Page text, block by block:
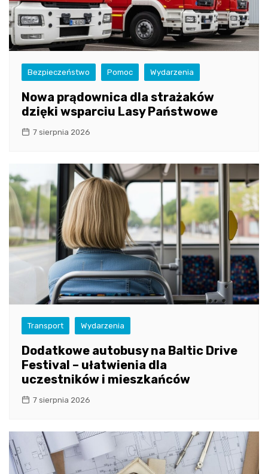
Bezpieczeństwo Pomoc Wydarzenia
Nowa prądownica dla strażaków
dzięki wsparciu Lasy Państwowe
7 sierpnia 2026
Transport Wydarzenia
Dodatkowe autobusy na Baltic Drive
Festival – ułatwienia dla
uczestników i mieszkańców
7 sierpnia 2026